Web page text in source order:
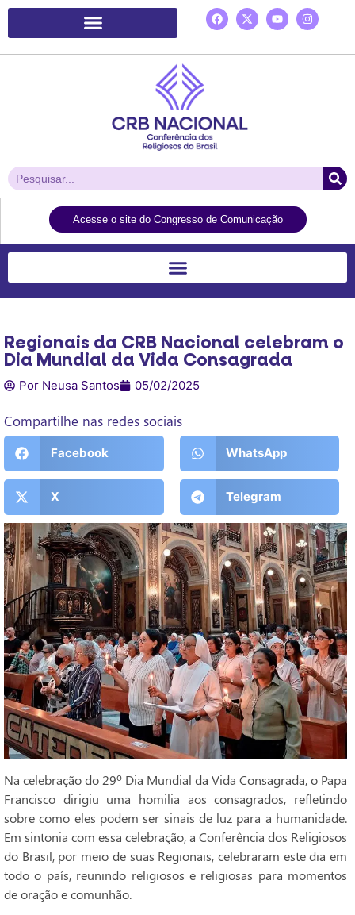
Acesse o site do Congresso de Comunicação
Regionais da CRB Nacional celebram o
Dia Mundial da Vida Consagrada
Por Neusa Santos 05/02/2025
Compartilhe nas redes sociais
Facebook WhatsApp
X Telegram
Na celebração do 29º Dia Mundial da Vida Consagrada, o Papa
Francisco dirigiu uma homilia aos consagrados, refletindo
sobre como eles podem ser sinais de luz para a humanidade.
Em sintonia com essa celebração, a Conferência dos Religiosos
do Brasil, por meio de suas Regionais, celebraram este dia em
todo o país, reunindo religiosos e religiosas para momentos
de oração e comunhão.